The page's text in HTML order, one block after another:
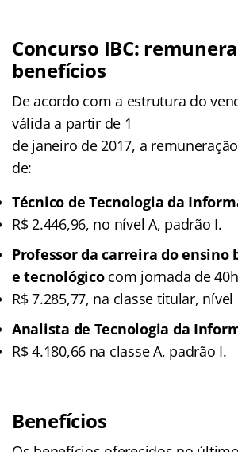
Concurso IBC:
benefícios
De acordo com a estrutura do
válida a partir de 1
de janeiro de 2017, a
de:
Técnico de Tecnologia da
R$ 2.446,96, no nível A, padrão I.
Professor da carreira do ensino
e tecnológicocom jornada de
R$ 7.285,77, na classe titular, nível
Analista de Tecnologia da
R$ 4.180,66 na classe A, padrão I.
Benefícios